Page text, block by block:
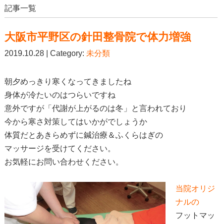
記事一覧
大阪市平野区の針田整骨院で体力増強
2019.10.28 | Category: 未分類
朝夕めっきり寒くなってきましたね
身体が冷たいのはつらいですね
意外ですが「代謝が上がるのは冬」と言われており
今から寒さ対策してはいかがでしょうか
体質だとあきらめずに鍼治療＆ふくらはぎの
マッサージを受けてください。
お気軽にお問い合わせください。
当院オリジ
ナルの
フットマッ